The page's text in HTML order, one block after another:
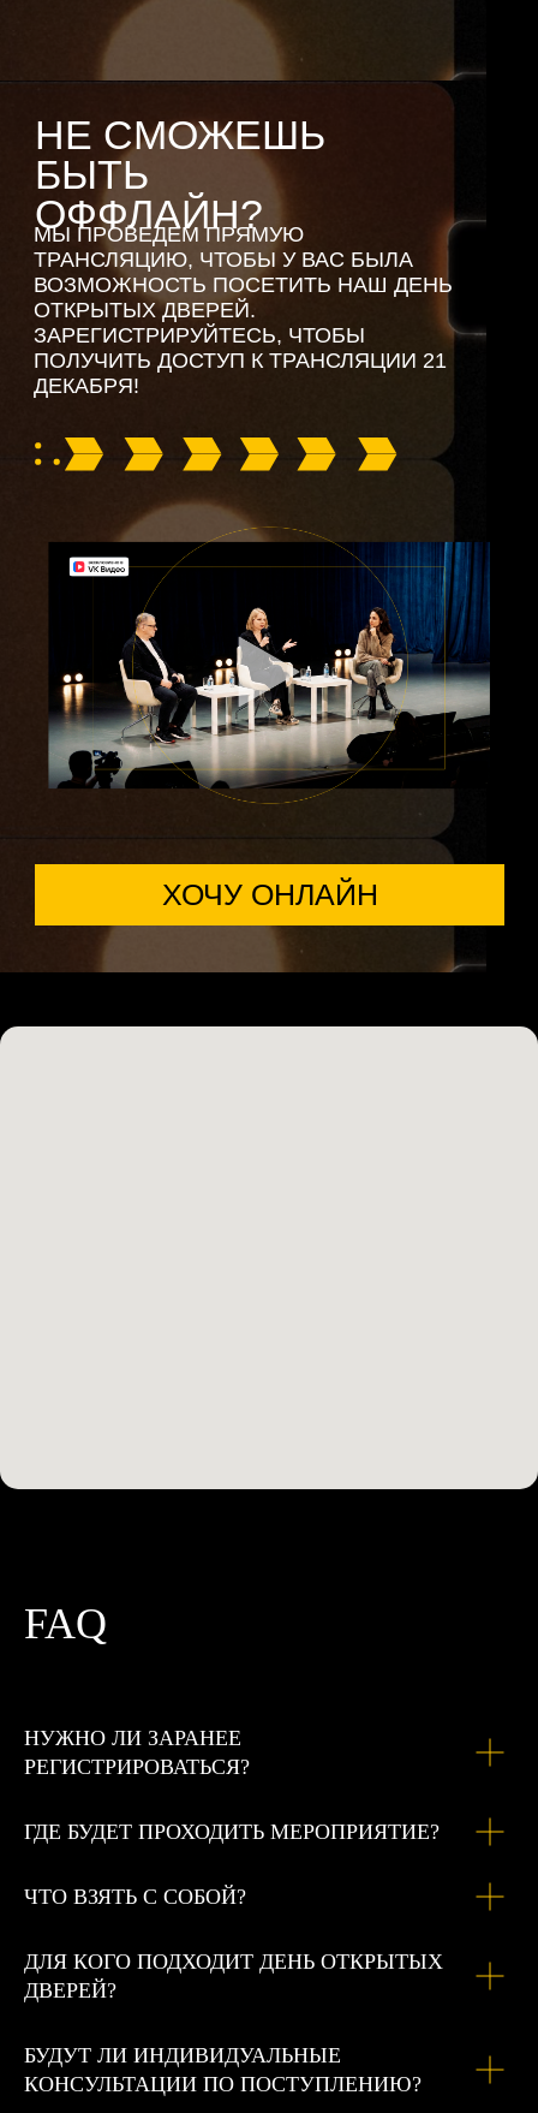
FAQ
НУЖНО ЛИ ЗАРАНЕЕ
РЕГИСТРИРОВАТЬСЯ?
ГДЕ БУДЕТ ПРОХОДИТЬ МЕРОПРИЯТИЕ?
ЧТО ВЗЯТЬ С СОБОЙ?
ДЛЯ КОГО ПОДХОДИТ ДЕНЬ ОТКРЫТЫХ
ДВЕРЕЙ?
БУДУТ ЛИ ИНДИВИДУАЛЬНЫЕ
КОНСУЛЬТАЦИИ ПО ПОСТУПЛЕНИЮ?